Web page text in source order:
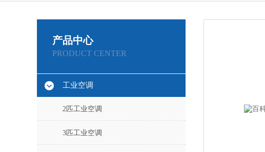
产品中心
PRODUCT CENTER
工业空调
2匹工业空调
3匹工业空调